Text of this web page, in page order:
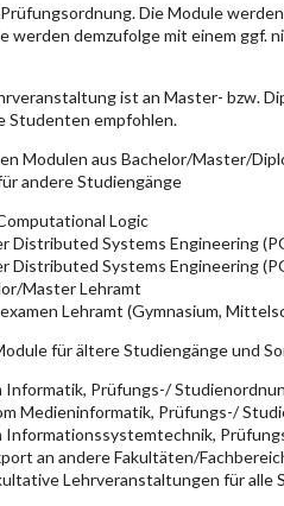
Die Module
werden demzufolge mit einem ggf.
ist an Master- bzw.
empfohlen.
Modulen aus Bachelor/Master/
andere Studiengänge
Logic
Distributed Systems Engineering
Distributed Systems Engineering
Master Lehramt
Lehramt (Gymnasium,
für ältere Studiengänge und
Informatik, Prüfungs-/
Medieninformatik, Prüfungs-/
Informationssystemtechnik,
an andere Fakultäten/
Lehrveranstaltungen für